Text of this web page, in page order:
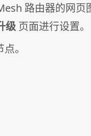
路由器的网页
级 页面进行设置。
。